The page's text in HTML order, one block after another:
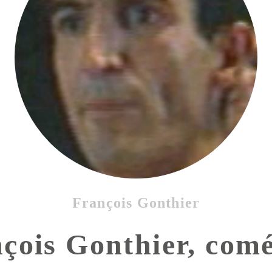
François Gonthier
Gonthier,